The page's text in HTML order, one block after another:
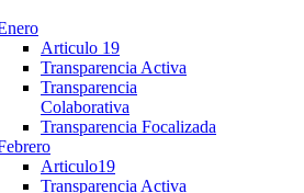
Articulo 19
Transparencia Activa
Transparencia
Colaborativa
Transparencia Focalizada
Articulo19
Transparencia Activa